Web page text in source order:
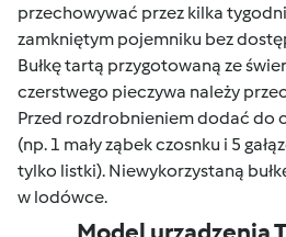
przechowywać przez kilka
zamkniętym pojemniku bez
Bułkę tartą przygotowaną ze
czerstwego pieczywa należy
Przed rozdrobnieniem dodać do
(np. 1 mały ząbek czosnku i 5
tylko listki). Niewykorzystaną
w lodówce.